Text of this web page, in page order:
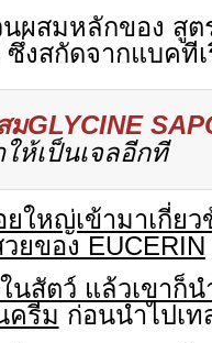
ผสมหลักของ สูต
ซึ่งสกัดจากแบคที
มGLYCINE
ให้เป็นเจลอีกที
ใหญ่เข้ามาเกี่ย
ยของ EUCERIN
สัตว์ แล้วเขาก็น
ครีม ก่อนนำไปเท